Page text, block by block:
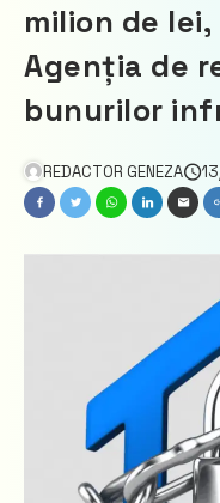
milion de
Agenția de
bunurilor
REDACTOR GENEZA